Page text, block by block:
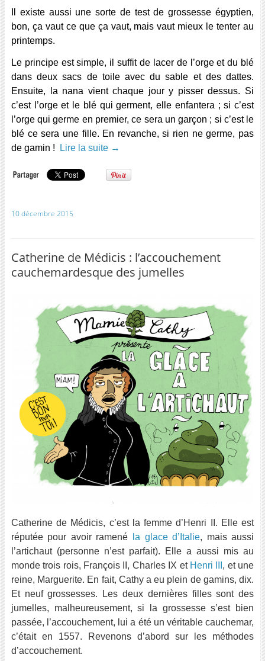
Il existe aussi une sorte de test de grossesse égyptien,
bon, ça vaut ce que ça vaut, mais vaut mieux le tenter au
printemps.
Le principe est simple, il suffit de lacer de l’orge et du blé
dans deux sacs de toile avec du sable et des dattes.
Ensuite, la nana vient chaque jour y pisser dessus. Si
c’est l’orge et le blé qui germent, elle enfantera ; si c’est
l’orge qui germe en premier, ce sera un garçon ; si c’est le
blé ce sera une fille. En revanche, si rien ne germe, pas
de gamin !
Lire la suite →
10 décembre 2015
Catherine de Médicis : l’accouchement
cauchemardesque des jumelles
Catherine de Médicis, c’est la femme d’Henri II. Elle est
réputée pour avoir ramené
la glace d’Italie, mais aussi
l’artichaut (personne n’est parfait). Elle a aussi mis au
monde trois rois, François II, Charles IX et Henri III , et une
reine, Marguerite. En fait, Cathy a eu plein de gamins, dix.
Et neuf grossesses. Les deux dernières filles sont des
jumelles, malheureusement, si la grossesse s’est bien
passée, l’accouchement, lui a été un véritable cauchemar,
c’était en 1557. Revenons d’abord sur les méthodes
d’accouchement.